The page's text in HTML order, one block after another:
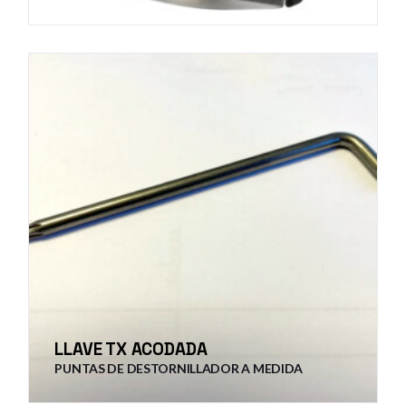
LLAVE TX ACODADA
PUNTAS DE DESTORNILLADOR A MEDIDA